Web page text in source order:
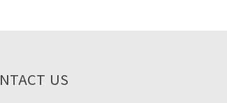
US